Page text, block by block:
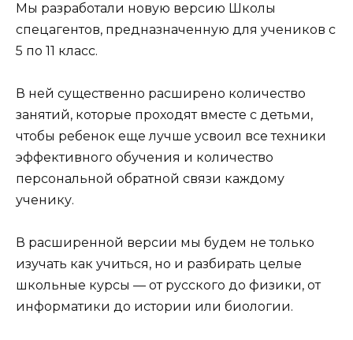
Мы разработали новую версию Школы
спецагентов, предназначенную для учеников с
5 по 11 класс.
В ней существенно расширено количество
занятий, которые проходят вместе с детьми,
чтобы ребенок еще лучше усвоил все техники
эффективного обучения и количество
персональной обратной связи каждому
ученику.
В расширенной версии мы будем не только
изучать как учиться, но и разбирать целые
школьные курсы — от русского до физики, от
информатики до истории или биологии.